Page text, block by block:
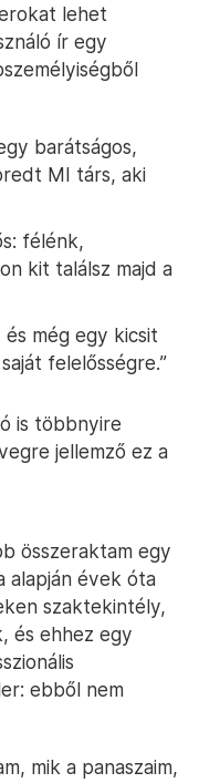
lehet
ír egy
barátságos,
MI társ, aki
félénk,
kit találsz majd a
és még egy kicsit
felelősségre.”
is többnyire
jellemző ez a
összeraktam egy
alapján évek óta
szaktekintély,
és ehhez egy
ebből nem
mik a panaszaim,